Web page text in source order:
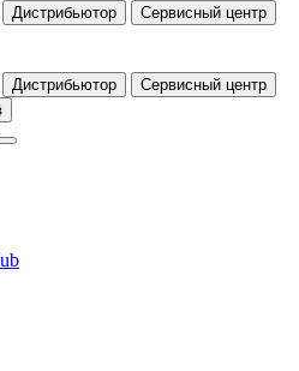
Дистрибьютор Сервисный центр
Дистрибьютор
Сервисный центр